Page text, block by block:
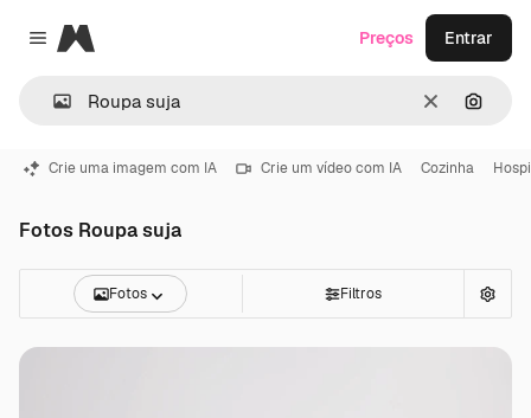
Close menu
Magnific
Limpar
Preços Entrar
Crie uma imagem com IA Crie um vídeo com IA Cozinha
Fotos Roupa suja
Fotos Filtros